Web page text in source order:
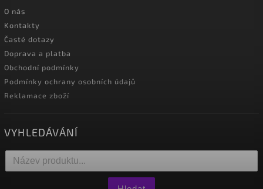
O nás
Kontakty
Časté dotazy
Doprava a platba
Obchodní podmínky
Podmínky ochrany osobních údajů
Reklamace zboží
VYHLEDÁVÁNÍ